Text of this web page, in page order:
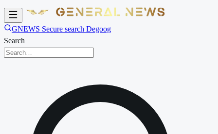
GNEWS Secure search Degoog
Search